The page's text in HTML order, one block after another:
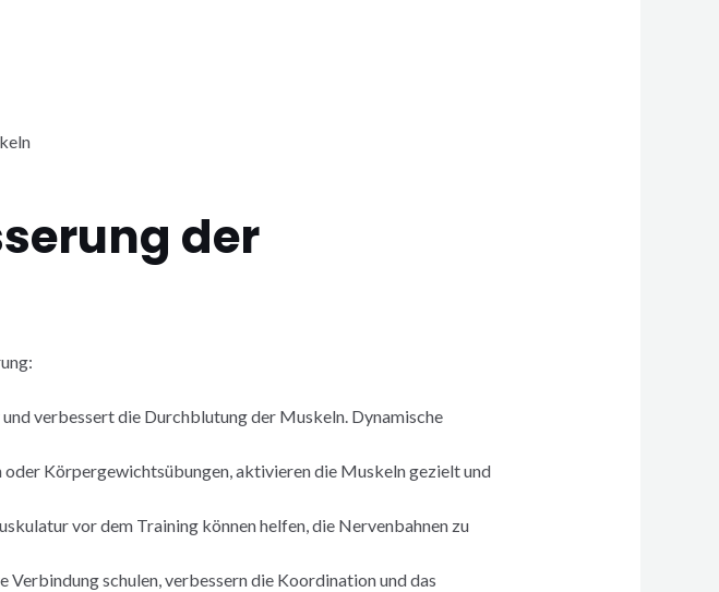
der
verbessert die Durchblutung der Muskeln. Dynamische
Körpergewichtsübungen, aktivieren die Muskeln gezielt und
vor dem Training können helfen, die Nervenbahnen zu
schulen, verbessern die Koordination und das